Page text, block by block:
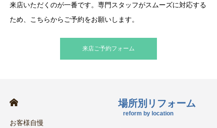
来店いただくのが一番です。専門スタッフがスムーズに対応する
ため、こちらからご予約をお願いします。
来店ご予約フォーム
お客様自慢
場所別リフォーム
reform by location